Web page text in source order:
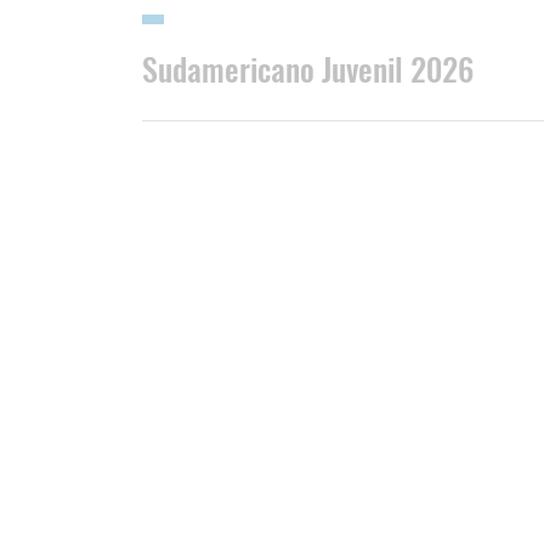
Sudamericano Juvenil 2026